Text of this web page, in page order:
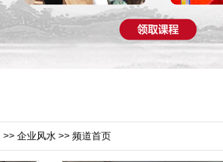
>> 企业风水 >> 频道首页